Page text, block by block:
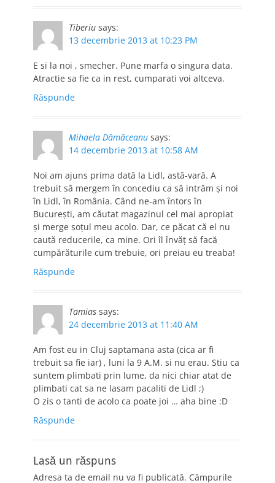
Tiberiu says:
13 decembrie 2013 at 10:23 PM
E si la noi , smecher. Pune marfa o singura data.
Atractie sa fie ca in rest, cumparati voi altceva.
Răspunde
Mihaela Dămăceanu says:
14 decembrie 2013 at 10:58 AM
Noi am ajuns prima dată la Lidl, astă-vară. A
trebuit să mergem în concediu ca să intrăm şi noi
în Lidl, în România. Când ne-am întors în
Bucureşti, am căutat magazinul cel mai apropiat
şi merge soţul meu acolo. Dar, ce păcat că el nu
caută reducerile, ca mine. Ori îl învăţ să facă
cumpărăturile cum trebuie, ori preiau eu treaba!
Răspunde
Tamias says:
24 decembrie 2013 at 11:40 AM
Am fost eu in Cluj saptamana asta (cica ar fi
trebuit sa fie iar) , luni la 9 A.M. si nu erau. Stiu ca
suntem plimbati prin lume, da nici chiar atat de
plimbati cat sa ne lasam pacaliti de Lidl ;)
O zis o tanti de acolo ca poate joi … aha bine :D
Răspunde
Lasă un răspuns
Adresa ta de email nu va fi publicată. Câmpurile